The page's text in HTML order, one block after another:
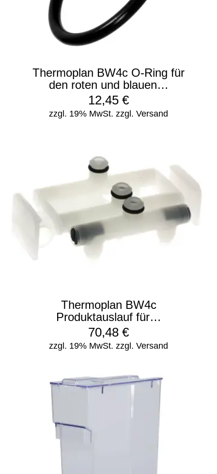
Thermoplan BW4c O-Ring für
den roten und blauen…
zzgl. 19% MwSt. zzgl. Versand
12,45 €
Thermoplan BW4c
Produktauslauf für…
zzgl. 19% MwSt. zzgl. Versand
70,48 €